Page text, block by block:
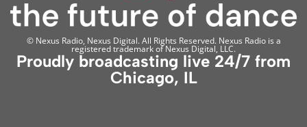
© Nexus Radio, Nexus Digital. All Rights Reserved. Nexus Radio is a
registered trademark of Nexus Digital, LLC.
Proudly broadcasting live 24/7 from
Chicago, IL